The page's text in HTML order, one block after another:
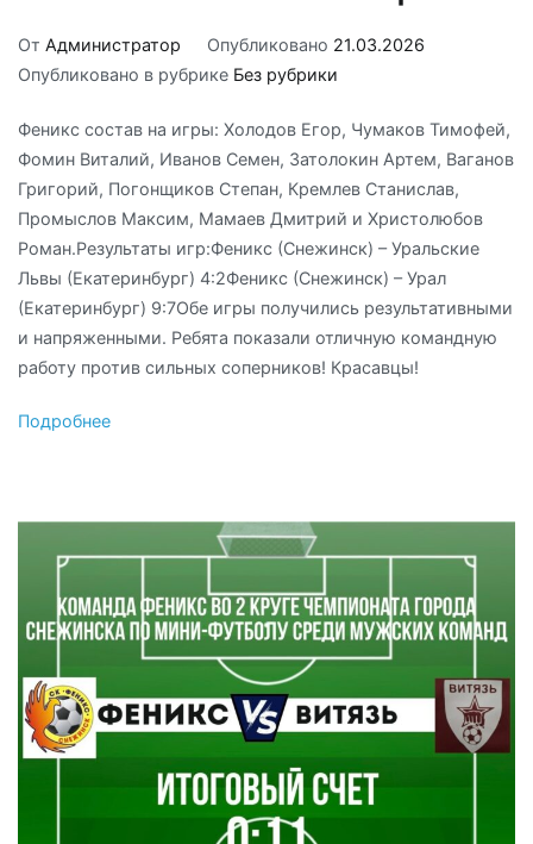
От Администратор Опубликовано 21.03.2026
Опубликовано в рубрике Без рубрики
Феникс состав на игры: Холодов Егор, Чумаков Тимофей,
Фомин Виталий, Иванов Семен, Затолокин Артем, Ваганов
Григорий, Погонщиков Степан, Кремлев Станислав,
Промыслов Максим, Мамаев Дмитрий и Христолюбов
Роман.Результаты игр:Феникс (Снежинск) – Уральские
Львы (Екатеринбург) 4:2Феникс (Снежинск) – Урал
(Екатеринбург) 9:7Обе игры получились результативными
и напряженными. Ребята показали отличную командную
работу против сильных соперников! Красавцы!
Подробнее